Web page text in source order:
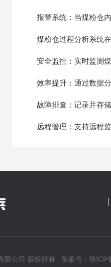
报警系统：当煤粉仓内
煤粉仓过程分析系统在
安全监控：实时监测煤
效率提升：通过数据分
故障排查：记录并存储
远程管理：支持远程监
限公司 版权所有 备案号：陕ICP